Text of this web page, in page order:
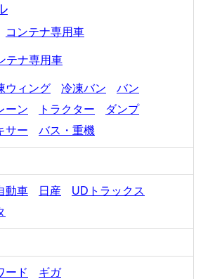
コンテナ専用車
テナ専用車
ウィング 冷凍バン
バン
ーン トラクター
ダンプ
サー バス・重機
動車 日産
UDトラックス
ード ギガ